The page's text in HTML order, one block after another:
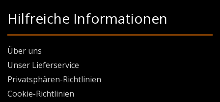
Hilfreiche Informationen
Über uns
Unser Lieferservice
Privatsphären-Richtlinien
Cookie-Richtlinien